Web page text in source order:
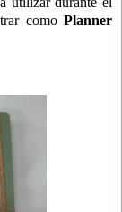
como Planner